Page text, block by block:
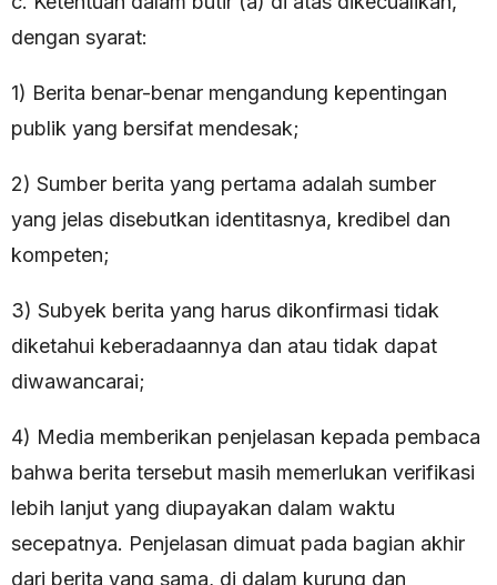
dengan syarat:
1) Berita benar-benar mengandung kepentingan
publik yang bersifat mendesak;
2) Sumber berita yang pertama adalah sumber
yang jelas disebutkan identitasnya, kredibel dan
kompeten;
3) Subyek berita yang harus dikonfirmasi tidak
diketahui keberadaannya dan atau tidak dapat
diwawancarai;
4) Media memberikan penjelasan kepada pembaca
bahwa berita tersebut masih memerlukan verifikasi
lebih lanjut yang diupayakan dalam waktu
secepatnya. Penjelasan dimuat pada bagian akhir
dari berita yang sama, di dalam kurung dan